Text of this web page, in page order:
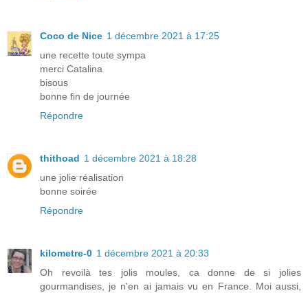
Coco de Nice 1 décembre 2021 à 17:25
une recette toute sympa
merci Catalina
bisous
bonne fin de journée
Répondre
thithoad 1 décembre 2021 à 18:28
une jolie réalisation
bonne soirée
Répondre
kilometre-0 1 décembre 2021 à 20:33
Oh revoilà tes jolis moules, ca donne de si jolies
gourmandises, je n'en ai jamais vu en France. Moi aussi,